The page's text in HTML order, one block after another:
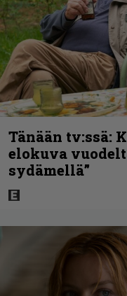
Tänään tv:ssä:
elokuva
sydämellä”